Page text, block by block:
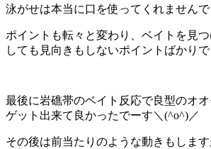
泳がせは本当に口を使ってくれません
ポイントも転々と変わり、ベイトを見
しても見向きもしないポイントばかりで
最後に岩礁帯のベイト反応で良型のオ
ゲット出来て良かったでーす＼(^o^)／
その後は前当たりのような動きもしま